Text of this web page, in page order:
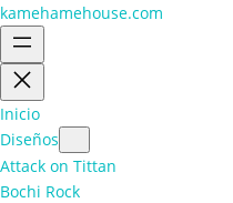
kamehamehouse.com
Inicio
Diseños
Attack on Tittan
Bochi Rock